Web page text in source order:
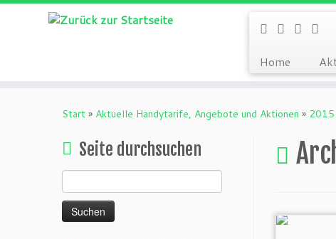
Home
Start » Aktuelle Handytarife, Angebote und Aktionen » 2015
Seite durchsuchen
nach: